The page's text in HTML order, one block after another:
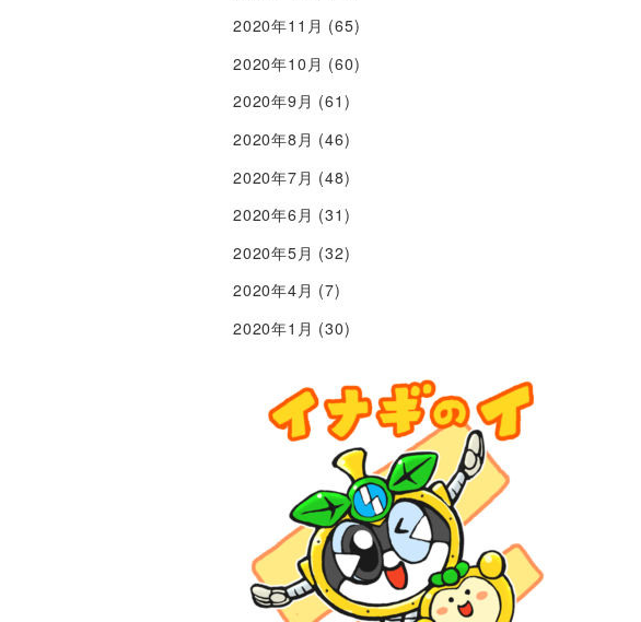
2020年11月 (65)
2020年10月 (60)
2020年9月 (61)
2020年8月 (46)
2020年7月 (48)
2020年6月 (31)
2020年5月 (32)
2020年4月 (7)
2020年1月 (30)